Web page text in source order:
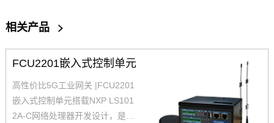
相关产品 >
FCU2201嵌入式控制单元
高性价比5G工业网关 |FCU2201
嵌入式控制单元搭载NXP LS101
2A-C网络处理器开发设计，是一